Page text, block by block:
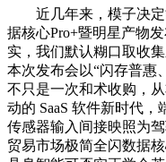
近几年来，模子决定
据核心Pro+暨明星产物
实，我们默认糊口取收
本次发布会以“闪存普惠
不只是一次和术收购，
动的 SaaS 软件新时代
传感器输入间接映照为
贸易市场极简全闪数据